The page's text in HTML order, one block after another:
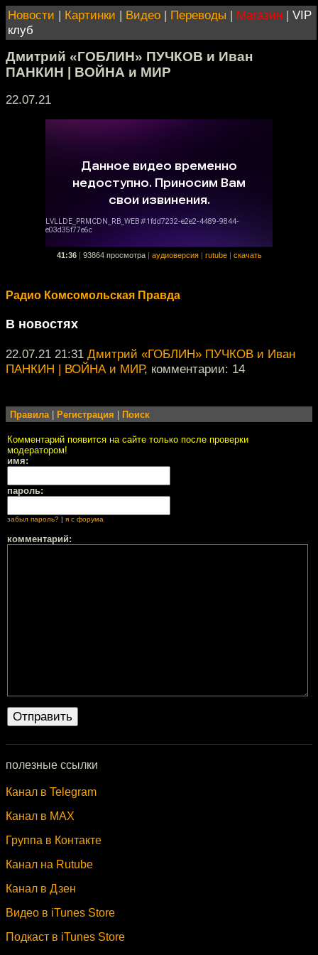
Новости | Картинки | Видео | Переводы | Магазин | VIP
клуб
Дмитрий «ГОБЛИН» ПУЧКОВ и Иван
ПАНКИН | ВОЙНА и МИР
22.07.21
41:36 93864 просмотра аудиоверсия rutube скачать
Радио Комсомольская Правда
В новостях
22.07.21 21:31 Дмитрий «ГОБЛИН» ПУЧКОВ и Иван
ПАНКИН | ВОЙНА и МИР, комментарии: 14
Правила| Регистрация Поиск
Комментарий появится на сайте только после проверки
модератором!
имя:
пароль:
забыл пароль? я с форума
комментарий:
полезные ссылки
Канал в Telegram
Канал в MAX
Группа в Контакте
Канал на Rutube
Канал в Дзен
Видео в iTunes Store
Подкаст в iTunes Store